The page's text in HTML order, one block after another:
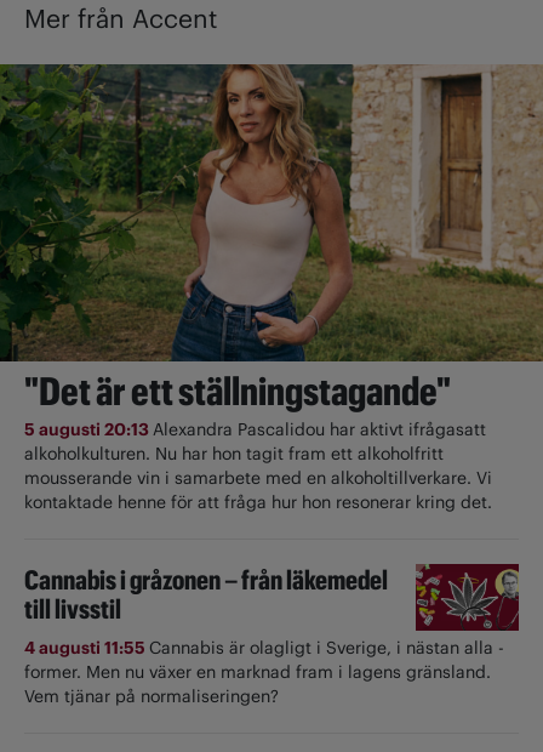
Mer från Accent
"Det är ett ställningstagande"
5 augusti 20:13 Alexandra Pascalidou har aktivt ifrågasatt
alkoholkulturen. Nu har hon tagit fram ett alkoholfritt
mousserande vin i samarbete med en alkoholtillverkare. Vi
kontaktade henne för att fråga hur hon resonerar kring det.
Cannabis i gråzonen – från läkemedel
till livsstil
4 augusti 11:55 Cannabis är olagligt i ­Sverige, i nästan alla ­
former. Men nu växer en marknad fram i lagens gränsland.
Vem tjänar på normaliseringen?